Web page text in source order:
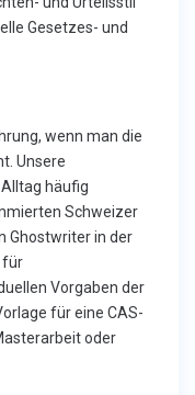
Gesetzes- und
wenn man die
Unsere
häufig
Schweizer
Ghostwriter in der
für
Vorgaben der
für eine CAS-
oder